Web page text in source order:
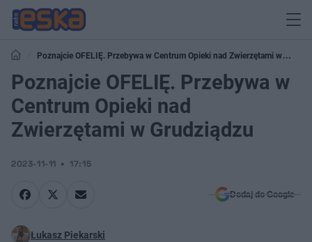
Poznajcie OFELIĘ. Przebywa w Centrum Opieki nad Zwierzętami w
Grudziądzu
Poznajcie OFELIĘ. Przebywa w
Centrum Opieki nad
Zwierzętami w Grudziądzu
2023-11-11 17:15
Dodaj do Google
Łukasz Piekarski